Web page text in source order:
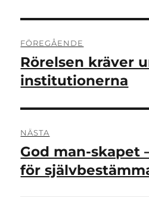
FÖREGÅENDE
Föregående
inlägg:
Rörelsen kräver
institutionerna
NÄSTA
Nästa
inlägg:
God man-skapet
för